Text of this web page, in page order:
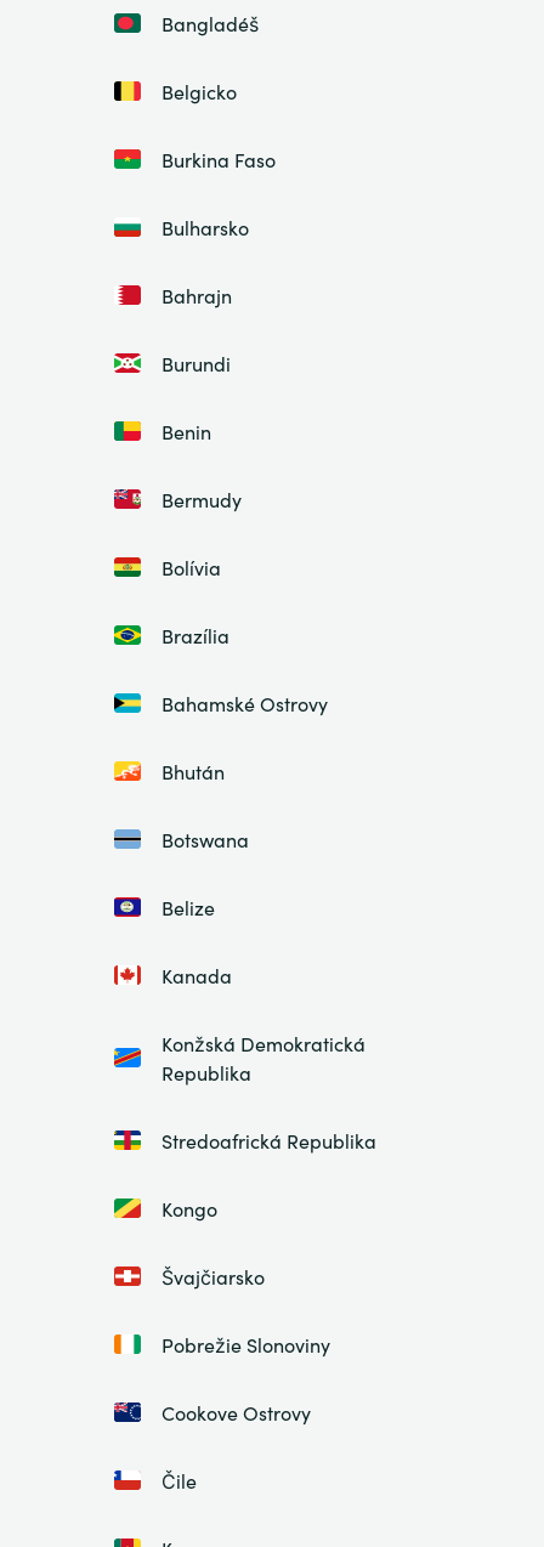
Bangladéš
Belgicko
Burkina Faso
Bulharsko
Bahrajn
Burundi
Benin
Bermudy
Bolívia
Brazília
Bahamské Ostrovy
Bhután
Botswana
Belize
Kanada
Konžská Demokratická
Republika
Stredoafrická Republika
Kongo
Švajčiarsko
Pobrežie Slonoviny
Cookove Ostrovy
Čile